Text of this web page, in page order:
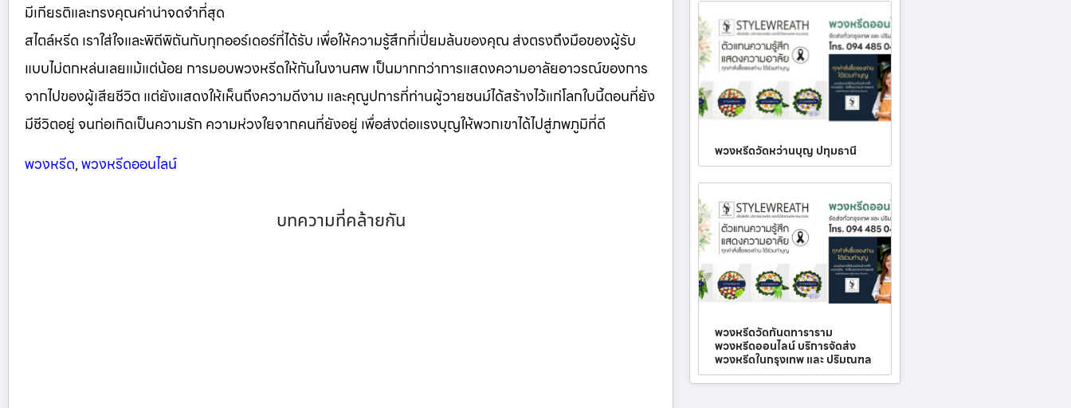
มีเกียรติและทรงคุณค่าน่าจดจำที่สุด
สไตล์หรีด เราใส่ใจและพิถีพิถันกับทุกออร์เดอร์ที่ได้รับ เพื่อให้ความรู้สึกที่เปี่ยมล้นของคุณ ส่งตรงถึงมือของผู้รับ
แบบไม่ตกหล่นเลยแม้แต่น้อย การมอบพวงหรีดให้กันในงานศพ เป็นมากกว่าการแสดงความอาลัยอาวรณ์ของการ
จากไปของผู้เสียชีวิต แต่ยังแสดงให้เห็นถึงความดีงาม และคุณูปการที่ท่านผู้วายชนม์ได้สร้างไว้แก่โลกใบนี้ตอนที่ยัง
มีชีวิตอยู่ จนก่อเกิดเป็นความรัก ความห่วงใยจากคนที่ยังอยู่ เพื่อส่งต่อแรงบุญให้พวกเขาได้ไปสู่ภพภูมิที่ดี
พวงหรีด,พวงหรีดออนไลน์
บทความที่คล้ายกัน
พวงหรีดวัดหว่านบุญ ปทุมธานี
พวงหรีดวัดกันตทาราราม
พวงหรีดออนไลน์ บริการจัดส่ง
พวงหรีดในกรุงเทพ และ ปริมณฑล